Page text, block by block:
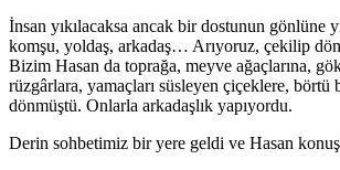
İnsan yıkılacaksa ancak bir dostunun gönlüne
komşu, yoldaş, arkadaş… Arıyoruz, çekilip
Bizim Hasan da toprağa, meyve ağaçlarına,
rüzgârlara, yamaçları süsleyen çiçeklere, börtü
dönmüştü. Onlarla arkadaşlık yapıyordu.
Derin sohbetimiz bir yere geldi ve Hasan